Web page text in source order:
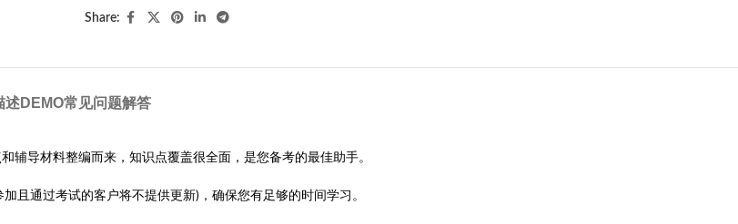
Share:
述DEMO常见问题解答
辅导材料整编而来，知识点覆盖很全面，是您备考的最佳助手。
且通过考试的客户将不提供更新)，确保您有足够的时间学习。